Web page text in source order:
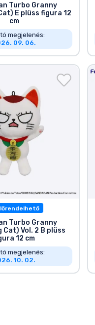
Turbo Granny
E plüss figura 12
cm
megjelenés:
09. 06.
Turbo Granny
Cat) Vol. 2 B plüss
12 cm
megjelenés:
10. 02.